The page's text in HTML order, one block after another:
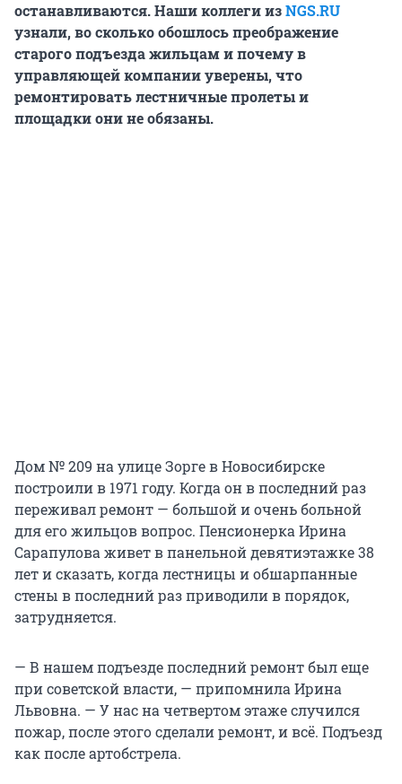
останавливаются. Наши коллеги изNGS.RU
узнали, во сколько обошлось преображение
старого подъезда жильцам и почему в
управляющей компании уверены, что
ремонтировать лестничные пролеты и
площадки они не обязаны.
Дом № 209 на улице Зорге в Новосибирске
построили в 1971 году. Когда он в последний раз
переживал ремонт — большой и очень больной
для его жильцов вопрос. Пенсионерка Ирина
Сарапулова живет в панельной девятиэтажке 38
лет и сказать, когда лестницы и обшарпанные
стены в последний раз приводили в порядок,
затрудняется.
— В нашем подъезде последний ремонт был еще
при советской власти, — припомнила Ирина
Львовна. — У нас на четвертом этаже случился
пожар, после этого сделали ремонт, и всё. Подъезд
как после артобстрела.